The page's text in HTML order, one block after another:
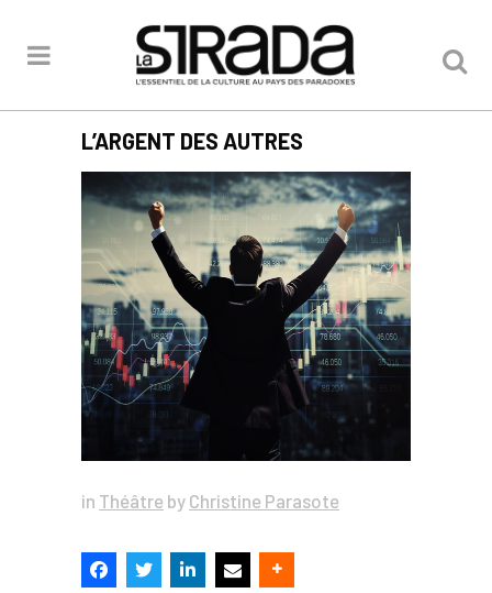
L’ARGENT DES AUTRES
in Théâtre by Christine Parasote